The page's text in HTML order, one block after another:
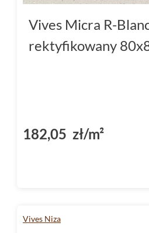
Vives Micra R-
rektyfikowany
182,05 zł/m²
Vives Niza